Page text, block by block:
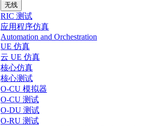
无线
RIC 测试
应用程序仿真
Automation and Orchestration
UE 仿真
云 UE 仿真
核心仿真
核心测试
O-CU 模拟器
O-CU 测试
O-DU 测试
O-RU 测试